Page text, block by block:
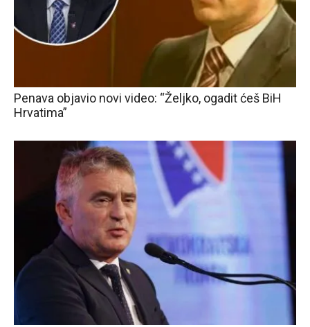
Penava objavio novi video: “Željko, ogadit ćeš BiH
Hrvatima”